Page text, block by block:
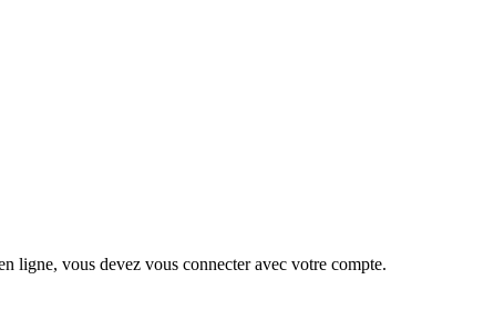
ligne, vous devez vous connecter avec votre compte.